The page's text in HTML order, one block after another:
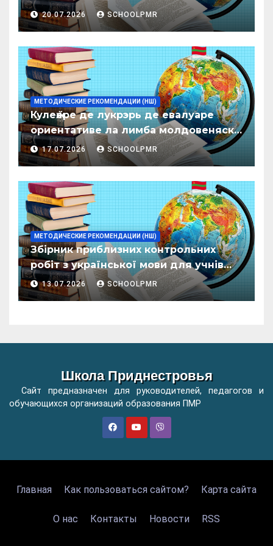
20.07.2026 SCHOOLPMR
МЕТОДИЧЕСКИЕ РЕКОМЕНДАЦИИ (НШ)
Кулеӂере де лукрэрь де евалуаре
ориентативе ла лимба молдовеняскэ
пентру елевий класелор примаре але
организациилор де ынвэцэмынт
17.07.2026 SCHOOLPMR
МЕТОДИЧЕСКИЕ РЕКОМЕНДАЦИИ (НШ)
Збірник приблизних контрольних
робіт з української мови для учнів
початкових класів організацій
загальної освіти
13.07.2026 SCHOOLPMR
Школа Приднестровья
Сайт предназначен для руководителей, педагогов и
обучающихся организаций образования ПМР
Главная Как пользоваться сайтом? Карта сайта
О нас Контакты Новости RSS